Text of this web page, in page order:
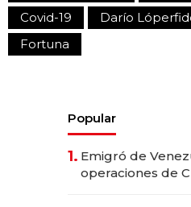
Covid-19
Darío
Fortuna
Popular
1. Emigró de
operaciones de